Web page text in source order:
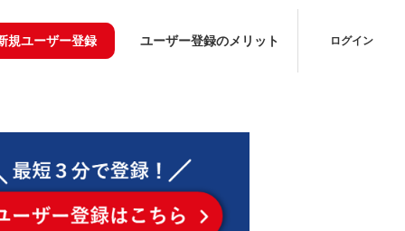
規ユーザー登録 ユーザー登録のメリット ログイン